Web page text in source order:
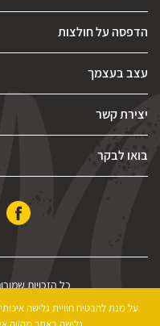
הדפסה על חולצות
עצב בעצמך
יצירת קשר
בואו לבקר
כל הזכויות
הצהרת נגישות|